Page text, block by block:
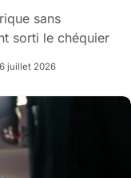
sans
sorti le chéquier
juillet 2026